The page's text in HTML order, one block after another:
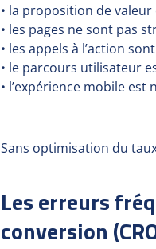
• la proposition de
• les pages ne sont pas
• les appels à l’action
• le parcours utilisateur
• l’expérience mobile est
Sans optimisation du
Les erreurs
conversion